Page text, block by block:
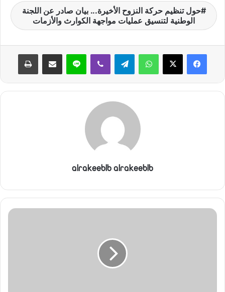
حول تنظيم حركة النزوح الأخيرة... بيان صادر عن اللجنة
الوطنية لتنسيق عمليات مواجهة الكوارث والأزمات
واتساب تيلقرام ڤايبر لاين مشاركة عبر البريد طباعة
alrakeeblb alrakeeblb